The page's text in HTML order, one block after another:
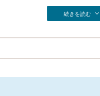
続きを読む